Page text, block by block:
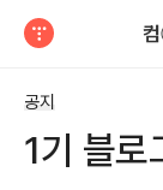
공지
1기 블로